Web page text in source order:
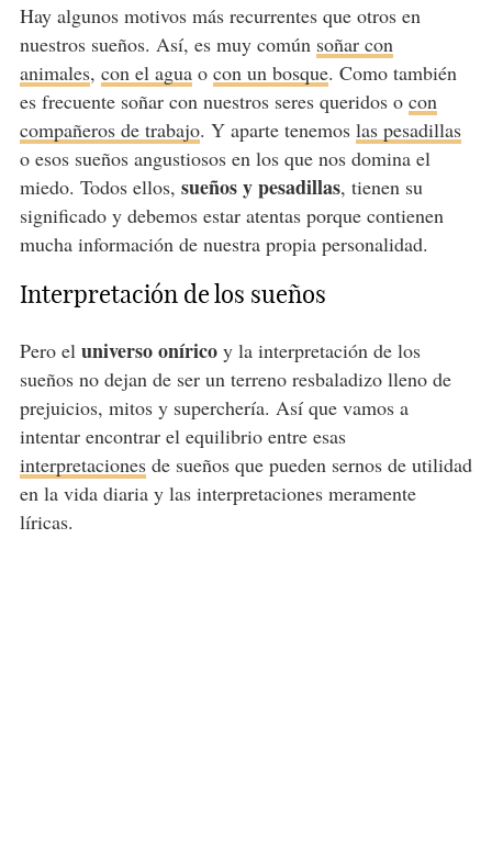
Hay algunos motivos más recurrentes que otros en
nuestros sueños. Así, es muy común soñar con
animales, con el aguao con un bosque. Como también
es frecuente soñar con nuestros seres queridos o con
compañeros de trabajo. Y aparte tenemos las pesadillas
o esos sueños angustiosos en los que nos domina el
miedo. Todos ellos, sueños y pesadillas, tienen su
significado y debemos estar atentas porque contienen
mucha información de nuestra propia personalidad.
Interpretación de los sueños
Pero el universo oníricoy la interpretación de los
sueños no dejan de ser un terreno resbaladizo lleno de
prejuicios, mitos y superchería. Así que vamos a
intentar encontrar el equilibrio entre esas
interpretacionesde sueños que pueden sernos de utilidad
en la vida diaria y las interpretaciones meramente
líricas.